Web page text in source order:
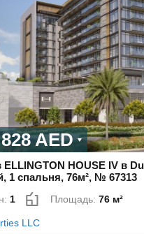
AED
ELLINGTON HOUSE IV в
1 спальня, 76м², № 67313
1 Площадь:76 м²
LLC